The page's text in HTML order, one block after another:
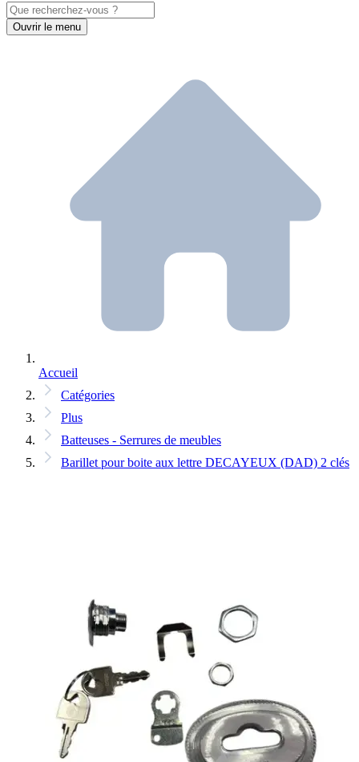
Ouvrir le menu
Accueil
Catégories
Plus
Batteuses - Serrures de meubles
Barillet pour boite aux lettre DECAYEUX (DAD) 2 clés